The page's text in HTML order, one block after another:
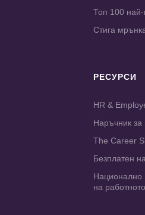
Топ 100
Стига
РЕСУРСИ
HR &
Наръчник
The Career
Безплатен
Национално
на